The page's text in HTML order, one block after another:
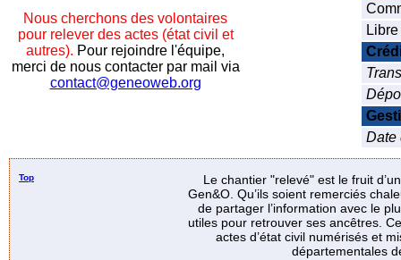
Nous cherchons des volontaires
pour relever des actes (état civil et
autres). Pour rejoindre l'équipe,
merci de nous contacter par mail via
contact@geneoweb.org
Date
Top
Le chantier "relevé" est le fruit
Gen&O. Qu’ils soient remerciés
de partager l’information avec le
utiles pour retrouver ses ancêtres.
actes d’état civil numérisés et
départementales